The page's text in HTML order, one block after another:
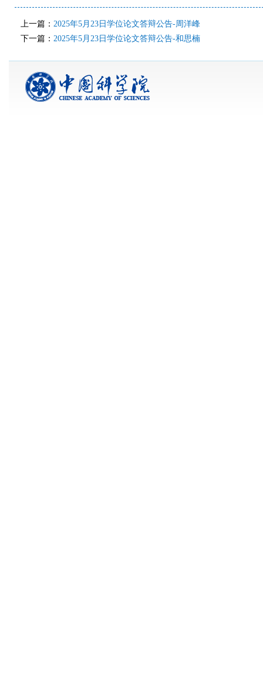
上一篇： 2025年5月23日学位论文答辩公告-周洋峰
下一篇： 2025年5月23日学位论文答辩公告-和思楠